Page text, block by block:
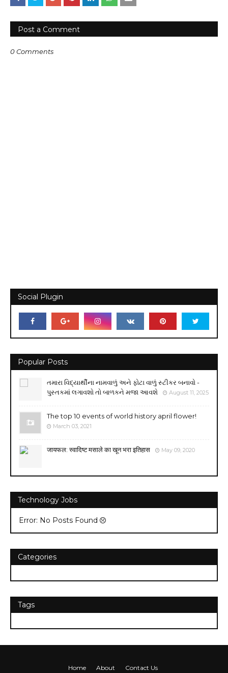
Post a Comment
0 Comments
Social Plugin
Popular Posts
તમારા વિદ્યાર્થીના નામવાળું અને ફોટા વાળું સ્ટીકર બનાવો -
પુસ્તકમાં લગાવશો તો બાળકને મજા આવશે
August 11, 2025
The top 10 events of world history april flower!
March 03, 2021
जायफल: स्वादिष्ट मसाले का खून भरा इतिहास May 09, 2020
Technology Jobs
Error: No Posts Found
Categories
Tags
Home About Contact Us